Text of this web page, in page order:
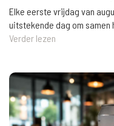
Elke eerste vrijdag van
uitstekende dag om samen
Verder lezen